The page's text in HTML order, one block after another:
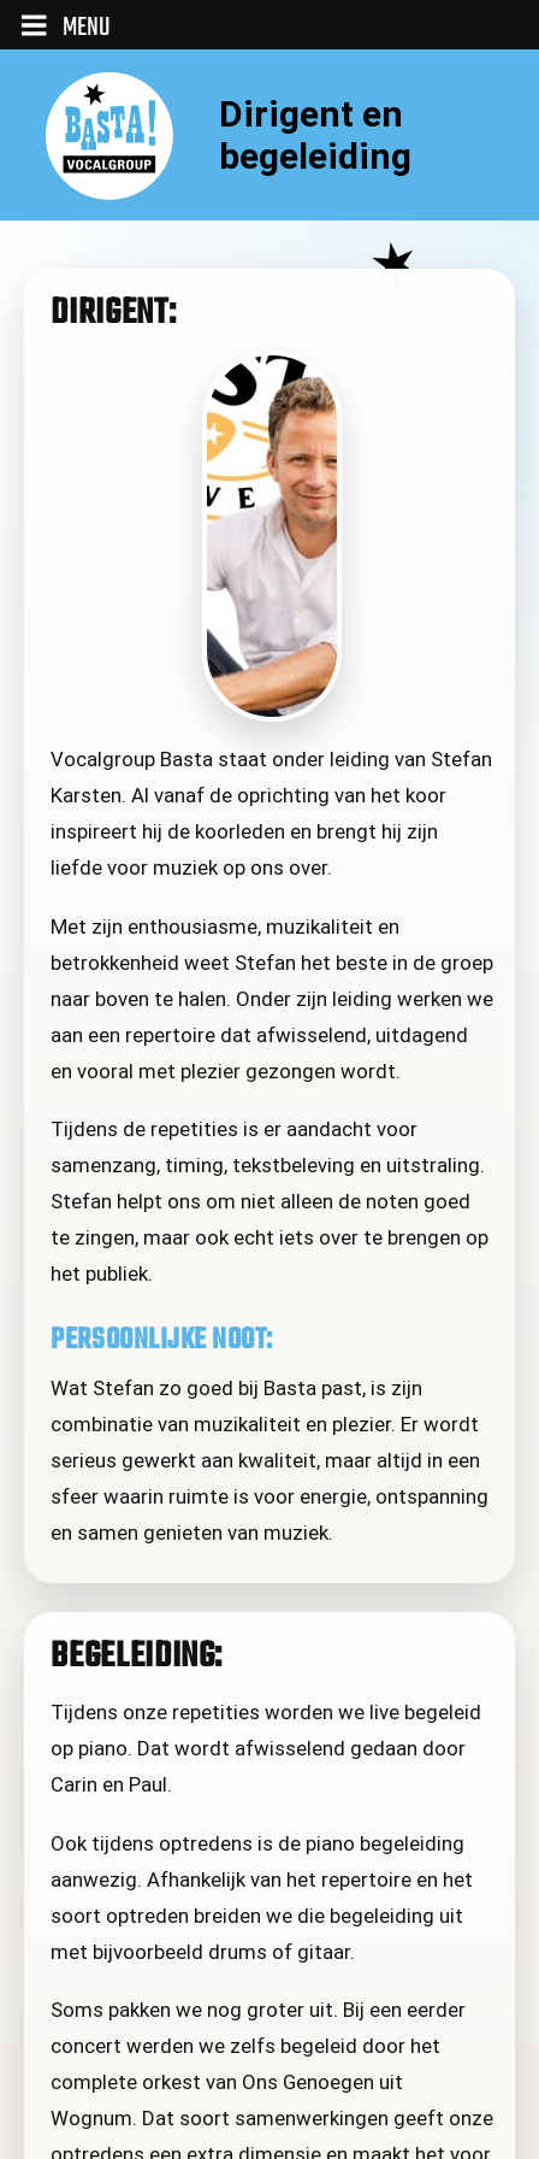
MENU
Dirigent en
begeleiding
DIRIGENT:
Vocalgroup Basta staat onder leiding van Stefan
Karsten. Al vanaf de oprichting van het koor
inspireert hij de koorleden en brengt hij zijn
liefde voor muziek op ons over.
Met zijn enthousiasme, muzikaliteit en
betrokkenheid weet Stefan het beste in de groep
naar boven te halen. Onder zijn leiding werken we
aan een repertoire dat afwisselend, uitdagend
en vooral met plezier gezongen wordt.
Tijdens de repetities is er aandacht voor
samenzang, timing, tekstbeleving en uitstraling.
Stefan helpt ons om niet alleen de noten goed
te zingen, maar ook echt iets over te brengen op
het publiek.
PERSOONLIJKE NOOT:
Wat Stefan zo goed bij Basta past, is zijn
combinatie van muzikaliteit en plezier. Er wordt
serieus gewerkt aan kwaliteit, maar altijd in een
sfeer waarin ruimte is voor energie, ontspanning
en samen genieten van muziek.
BEGELEIDING:
Tijdens onze repetities worden we live begeleid
op piano. Dat wordt afwisselend gedaan door
Carin en Paul.
Ook tijdens optredens is de piano begeleiding
aanwezig. Afhankelijk van het repertoire en het
soort optreden breiden we die begeleiding uit
met bijvoorbeeld drums of gitaar.
Soms pakken we nog groter uit. Bij een eerder
concert werden we zelfs begeleid door het
complete orkest van Ons Genoegen uit
Wognum. Dat soort samenwerkingen geeft onze